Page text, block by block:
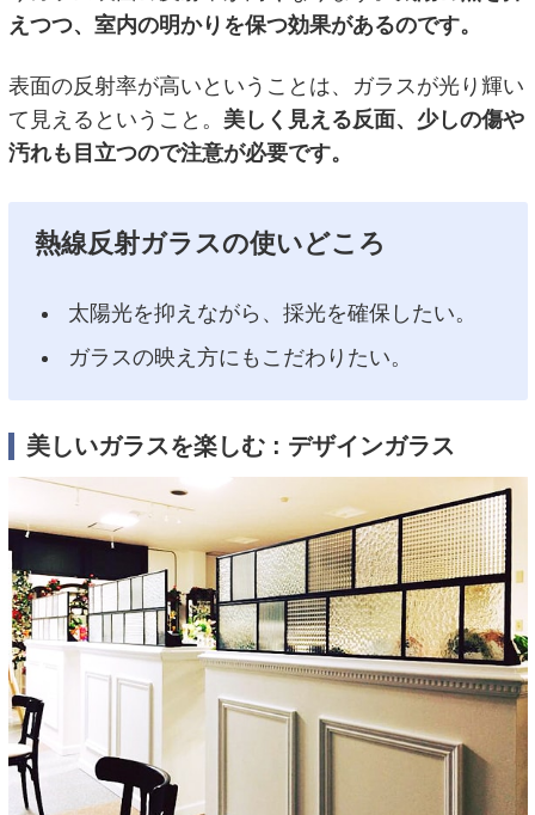
えつつ、室内の明かりを保つ効果があるのです。
表面の反射率が高いということは、ガラスが光り輝い
て見えるということ。 美しく見える反面、少しの傷や
汚れも目立つので注意が必要です。
熱線反射ガラスの使いどころ
太陽光を抑えながら、採光を確保したい。
ガラスの映え方にもこだわりたい。
美しいガラスを楽しむ : デザインガラス